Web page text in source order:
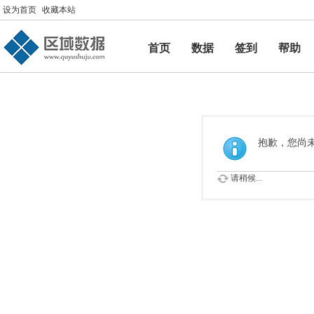
设为首页 收藏本站
首页 数据 签到
帮助
帮助
抱歉，您尚
请稍候...